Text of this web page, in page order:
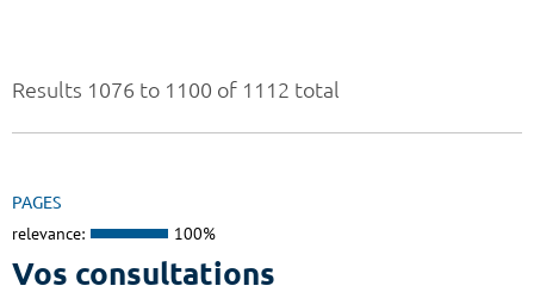
Results 1076 to 1100 of 1112 total
PAGES
relevance: 100%
Vos consultations